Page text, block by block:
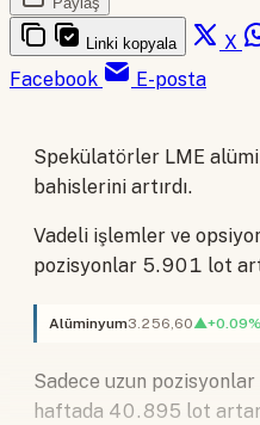
Linki kopyala X
Facebook
E-posta
Spekülatörler LME
bahislerini artırdı.
Vadeli işlemler ve
pozisyonlar 5.901 lot
Alüminyum3.256,60▲+0.09%
Sadece uzun
haftada 40.895 lot